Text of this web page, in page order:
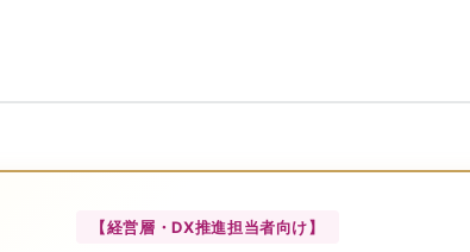
【経営層・DX推進担当者向け】